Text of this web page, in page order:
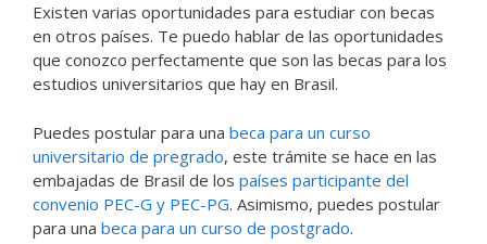
Existen varias oportunidades para estudiar con becas
en otros países. Te puedo hablar de las oportunidades
que conozco perfectamente que son las becas para los
estudios universitarios que hay en Brasil.
Puedes postular para una beca para un curso
universitario de pregrado, este trámite se hace en las
embajadas de Brasil de los países participante del
convenio PEC-G y PEC-PG. Asimismo, puedes postular
para una beca para un curso de postgrado.